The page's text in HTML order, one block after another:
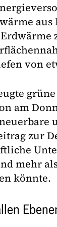
von
am
zur
mehr
könnte.